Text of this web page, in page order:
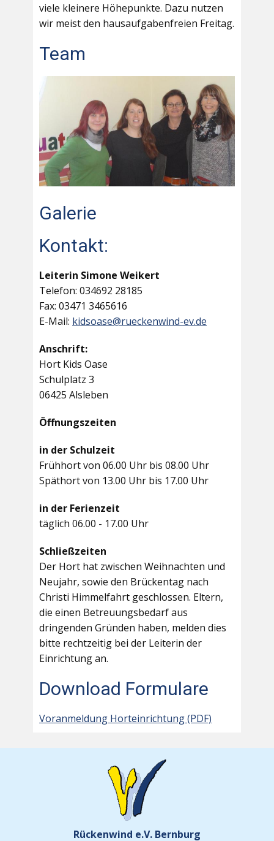
viele kleinere Höhepunkte. Dazu nutzen
wir meist den hausaufgabenfreien Freitag.
Team
Galerie
Kontakt:
Leiterin Simone Weikert
Telefon: 034692 28185
Fax: 03471 3465616
E-Mail: kidsoase@rueckenwind-ev.de
Anschrift:
Hort Kids Oase
Schulplatz 3
06425 Alsleben
Öffnungszeiten
in der Schulzeit
Frühhort von 06.00 Uhr bis 08.00 Uhr
Späthort von 13.00 Uhr bis 17.00 Uhr
in der Ferienzeit
täglich 06.00 - 17.00 Uhr
Schließzeiten
Der Hort hat zwischen Weihnachten und
Neujahr, sowie den Brückentag nach
Christi Himmelfahrt geschlossen. Eltern,
die einen Betreuungsbedarf aus
dringenden Gründen haben, melden dies
bitte rechtzeitig bei der Leiterin der
Einrichtung an.
Download Formulare
Voranmeldung Horteinrichtung (PDF)
Rückenwind e.V. Bernburg